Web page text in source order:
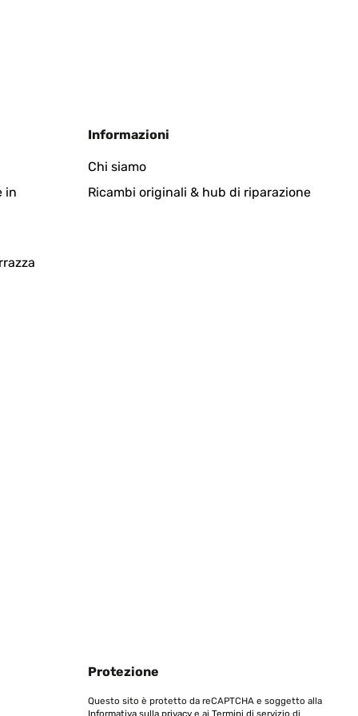
complesso qualità prezzo ci sta eccome
intégralité et non endommagé Montage facile qualité
système et sympa même si sa bouge pour
in
Informazioni
Chi siamo
Ricambi originali & hub di riparazione
Protezione
Questo sito è protetto da reCAPTCHA e soggetto alla
Informativa sulla privacy e ai Termini di servizio di